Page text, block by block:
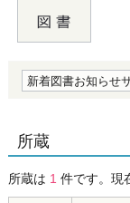
新着図書お知らせ
所蔵
所蔵は 1 件です。現